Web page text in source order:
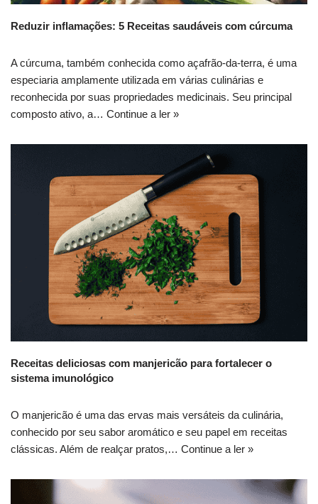
Reduzir inflamações: 5 Receitas saudáveis com cúrcuma
A cúrcuma, também conhecida como açafrão-da-terra, é uma
especiaria amplamente utilizada em várias culinárias e
reconhecida por suas propriedades medicinais. Seu principal
composto ativo, a… Continue a ler »
Receitas deliciosas com manjericão para fortalecer o
sistema imunológico
O manjericão é uma das ervas mais versáteis da culinária,
conhecido por seu sabor aromático e seu papel em receitas
clássicas. Além de realçar pratos,… Continue a ler »